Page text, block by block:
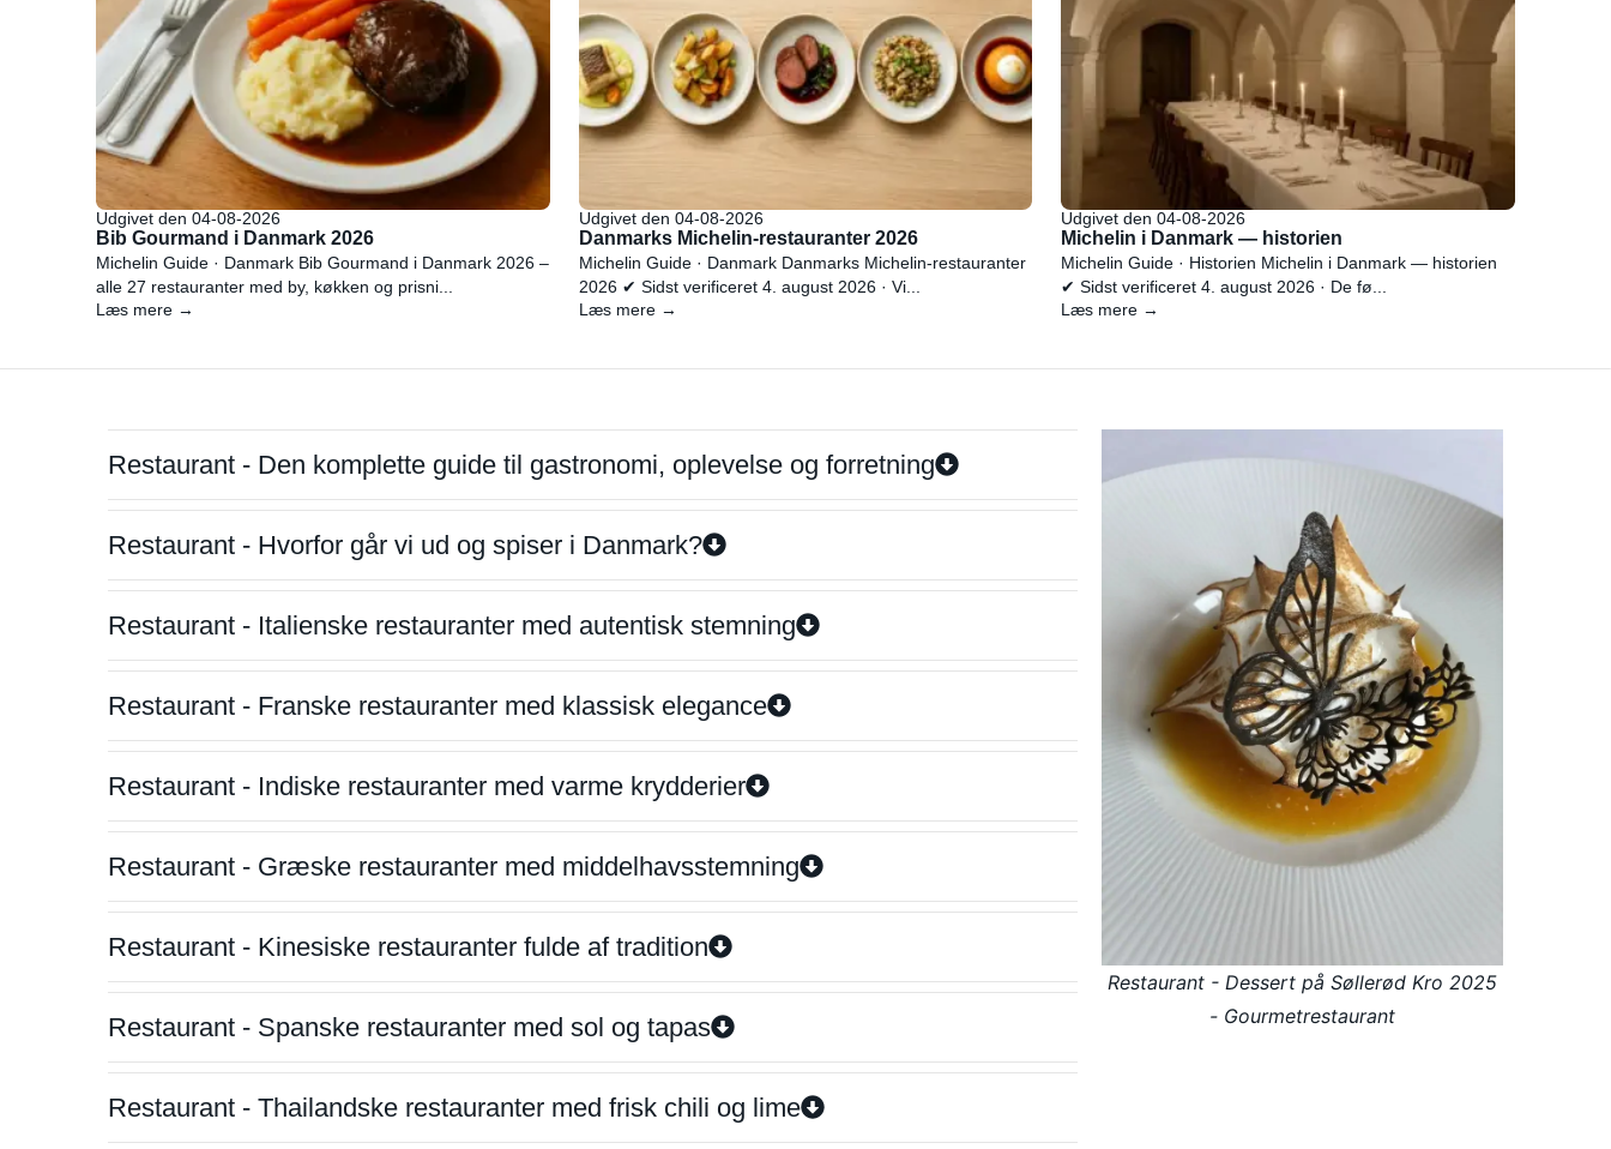
Udgivet den 04-08-2026
Bib Gourmand i Danmark 2026
Michelin Guide · Danmark Bib Gourmand i Danmark 2026 –
alle 27 restauranter med by, køkken og prisni...
Læs mere →
Udgivet den 04-08-2026
Danmarks Michelin-restauranter 2026
Michelin Guide · Danmark Danmarks Michelin-restauranter
2026 ✔ Sidst verificeret 4. august 2026 · Vi...
Læs mere →
Udgivet den 04-08-2026
Michelin i Danmark — historien
Michelin Guide · Historien Michelin i Danmark — historien
✔ Sidst verificeret 4. august 2026 · De fø...
Læs mere →
Restaurant - Den komplette guide til gastronomi, oplevelse og forretning
Restaurant - Hvorfor går vi ud og spiser i Danmark?
Restaurant - Italienske restauranter med autentisk stemning
Restaurant - Franske restauranter med klassisk elegance
Restaurant - Indiske restauranter med varme krydderier
Restaurant - Græske restauranter med middelhavsstemning
Restaurant - Kinesiske restauranter fulde af tradition
Restaurant - Spanske restauranter med sol og tapas
Restaurant - Thailandske restauranter med frisk chili og lime
Restaurant - Dessert på Søllerød Kro 2025
- Gourmetrestaurant